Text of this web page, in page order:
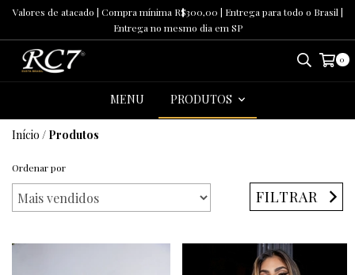
Valores de atacado | Compra mínima R$300,00 | Entrega para todo o Brasil |
Entrega no mesmo dia em SP
0
MENU PRODUTOS
Início / Produtos
Ordenar por
FILTRAR